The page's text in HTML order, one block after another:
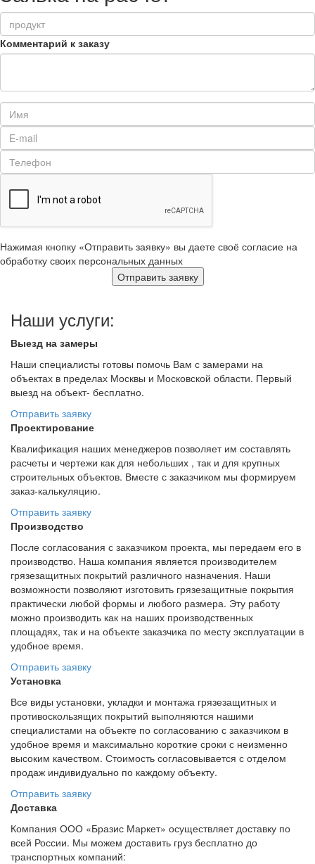
Комментарий к заказу
Нажимая кнопку «Отправить заявку» вы даете своё согласие на
обработку своих персональных данных
Отправить заявку
Наши услуги:
Выезд на замеры
Наши специалисты готовы помочь Вам с замерами на
объектах в пределах Москвы и Московской области. Первый
выезд на объект- бесплатно.
Отправить заявку
Проектирование
Квалификация наших менеджеров позволяет им составлять
расчеты и чертежи как для небольших , так и для крупных
строительных объектов. Вместе с заказчиком мы формируем
заказ-калькуляцию.
Отправить заявку
Производство
После согласования с заказчиком проекта, мы передаем его в
производство. Наша компания является производителем
грязезащитных покрытий различного назначения. Наши
возможности позволяют изготовить грязезащитные покрытия
практически любой формы и любого размера. Эту работу
можно производить как на наших производственных
площадях, так и на объекте заказчика по месту эксплуатации в
удобное время.
Отправить заявку
Установка
Все виды установки, укладки и монтажа грязезащитных и
противоскользящих покрытий выполняются нашими
специалистами на объекте по согласованию с заказчиком в
удобное время и максимально короткие сроки с неизменно
высоким качеством. Стоимость согласовывается с отделом
продаж индивидуально по каждому объекту.
Отправить заявку
Доставка
Компания ООО «Бразис Маркет» осуществляет доставку по
всей России. Мы можем доставить груз бесплатно до
транспортных компаний: